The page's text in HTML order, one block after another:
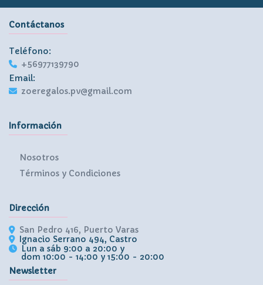
Contáctanos
Teléfono:
+56977139790
Email:
zoeregalos.pv@gmail.com
Información
Nosotros
Términos y Condiciones
Dirección
San Pedro 416, Puerto Varas
Ignacio Serrano 494, Castro
Lun a sáb 9:00 a 20:00 y
dom 10:00 - 14:00 y 15:00 - 20:00
Newsletter